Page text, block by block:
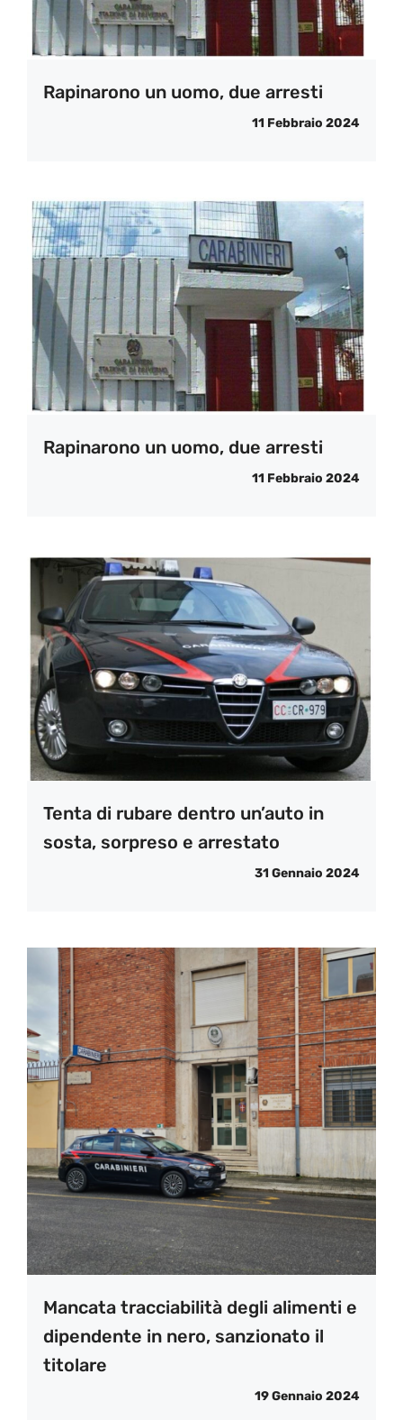
Rapinarono un uomo, due arresti
11 Febbraio 2024
Rapinarono un uomo, due arresti
11 Febbraio 2024
Tenta di rubare dentro un’auto in
sosta, sorpreso e arrestato
31 Gennaio 2024
Mancata tracciabilità degli alimenti e
dipendente in nero, sanzionato il
titolare
19 Gennaio 2024